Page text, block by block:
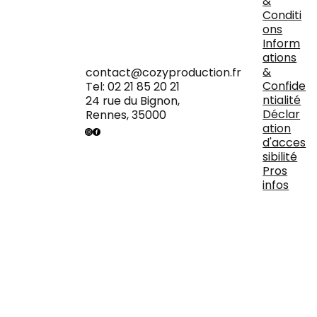
contact@cozyproduction.fr
Tel: 02 21 85 20 21
24 rue du Bignon,
Rennes, 35000
Conditi
ons
Inform
ations
&
Confide
ntialité
Déclar
ation
d'acces
sibilité
Pros
infos